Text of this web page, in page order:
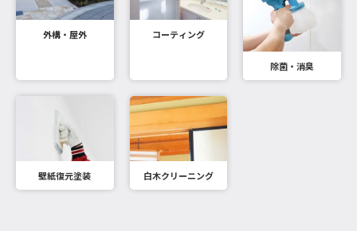
外構・屋外 コーティング
除菌・消臭
壁紙復元塗装 白木クリーニング